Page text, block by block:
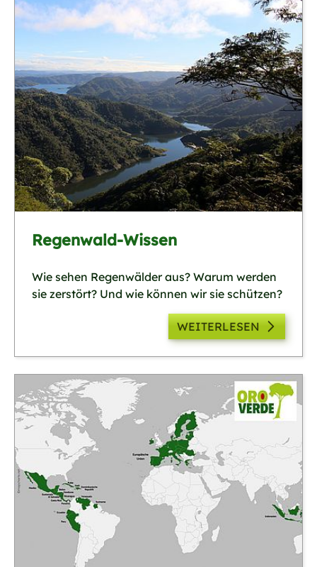
Regenwald-Wissen
Wie sehen Regenwälder aus? Warum werden
sie zerstört? Und wie können wir sie schützen?
WEITERLESEN